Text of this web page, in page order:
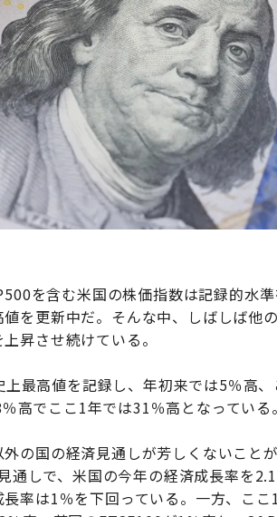
を含む米国の株価指数は記録的水
を更新中だ。そんな中、しばしば他
昇させ続けている。
最高値を記録し、年初来では5％高
高でここ1年では31％高となっている。
の国の経済見通しが芳しくないことが
しで、米国の今年の経済成長率を
率は1％を下回っている。一方、ここ